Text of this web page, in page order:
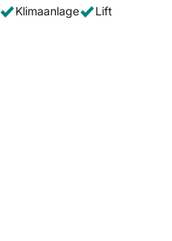
Klimaanlage
Lift